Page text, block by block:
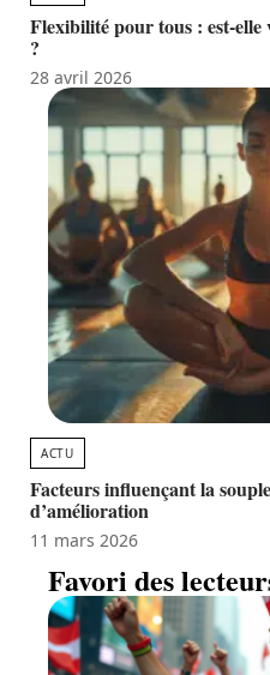
Flexibilité pour tous : est-elle
?
28 avril 2026
ACTU
Facteurs influençant la
d’amélioration
11 mars 2026
Favori des